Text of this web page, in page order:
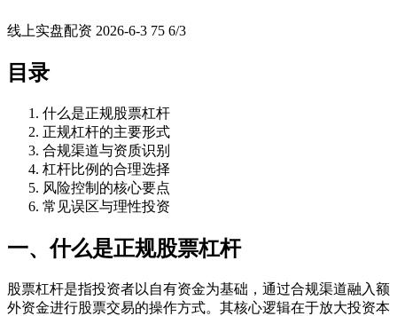
线上实盘配资 2026-6-3 75 6/3
目录
什么是正规股票杠杆
正规杠杆的主要形式
合规渠道与资质识别
杠杆比例的合理选择
风险控制的核心要点
常见误区与理性投资
一、什么是正规股票杠杆
股票杠杆是指投资者以自有资金为基础，通过合规渠道融入额
外资金进行股票交易的操作方式。其核心逻辑在于放大投资本